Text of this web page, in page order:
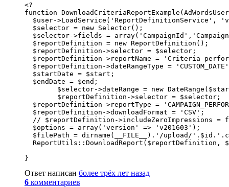
<?
function
$user->LoadService('ReportDefinitionService',
  $selector = new Selector();
$selector->fields =
  $reportDefinition = new ReportDefinition();
  $reportDefinition->selector = $selector;
$reportDefinition->reportName = 'Criteria
$reportDefinition->dateRangeType =
  $startDate = $start;
  $endDate = $end;
$reportDefinition->reportType =
  $reportDefinition->downloadFormat = 'CSV';
// $reportDefinition->includeZeroImpressions =
  $options = array('version' => 'v201603');
$filePath = dirname(__FILE__).'/upload/
ReportUtils::DownloadReport($reportDefinition,
}
Ответ написан более трёх лет назад
6 комментариев